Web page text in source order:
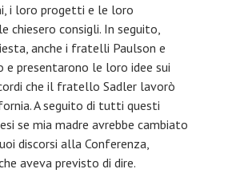
i loro progetti e le loro
chiesero consigli. In seguito,
anche i fratelli Paulson e
e presentarono le loro idee sui
che il fratello Sadler lavorò
A seguito di tutti questi
se mia madre avrebbe cambiato
discorsi alla Conferenza,
aveva previsto di dire.